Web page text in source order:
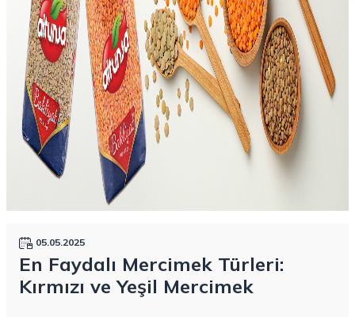
05.05.2025
En Faydalı Mercimek Türleri:
Kırmızı ve Yeşil Mercimek